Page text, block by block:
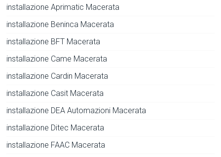
installazione Aprimatic Macerata
installazione Beninca Macerata
installazione BFT Macerata
installazione Came Macerata
installazione Cardin Macerata
installazione Casit Macerata
installazione DEA Automazioni Macerata
installazione Ditec Macerata
installazione FAAC Macerata